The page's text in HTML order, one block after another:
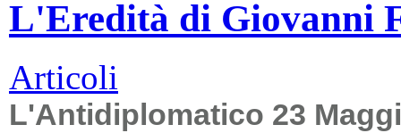
L'Eredità di Giovanni
Articoli
L'Antidiplomatico 23